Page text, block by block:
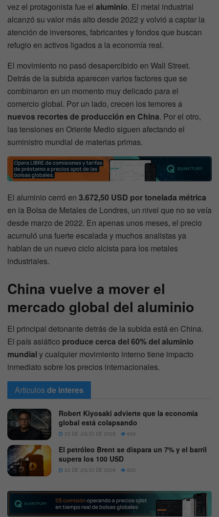
vez el protagonista fue el aluminio. El metal industrial
alcanzó su valor más alto desde 2022 y volvió a captar la
atención de inversores, fabricantes y fondos que buscan
refugio en activos ligados a la economía real.
El movimiento no pasó desapercibido en Wall Street.
Detrás de la subida aparecen varios factores que se
combinaron en un momento muy delicado para el
comercio global. Por un lado, crecen los temores a
nuevos recortes de producción en China. Por el otro,
las tensiones en Oriente Medio siguen afectando el
suministro mundial de materias primas.
El aluminio cerró en 3.672,50 USD por tonelada métrica
en la Bolsa de Metales de Londres, un nivel que no se veía
desde marzo de 2022. En apenas unos meses, el precio
acumuló una fuerte escalada y muchos analistas ya
hablan de un nuevo ciclo alcista para los metales
industriales.
China vuelve a mover el
mercado global del aluminio
El principal detonante detrás de la subida está en China.
El país asiático produce cerca del 60% del aluminio
mundialy cualquier movimiento interno tiene impacto
inmediato sobre los precios internacionales.
Articulosde interes
Robert Kiyosaki advierte que la economía
global está colapsando
23 DE JULIO DE 2026 643
El petróleo Brent se dispara un 7% y el barril
supera los 100 USD
23 DE JULIO DE 2026 633